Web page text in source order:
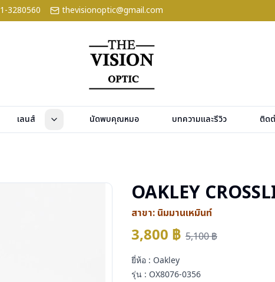
3280560 thevisionoptic@gmail.com
เลนส์ นัดพบคุณหมอ บทความและรีวิว ติด
OAKLEY
สาขา: นิมมานเหมินท์
3,800 ฿ 5,100฿
ยี่ห้อ : Oakley
รุ่น : OX8076-0356